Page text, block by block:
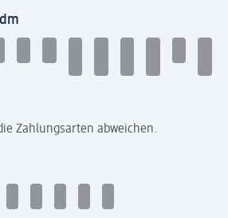
Zahlungsarten abweichen.